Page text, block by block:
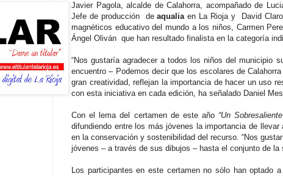
Javier Pagola, alcalde de Calahorra, acompañado de
Jefe de producción deaqualiaen La Rioja y David
magnéticos educativo del mundo a los niños, Carmen
Ángel Oliván que han resultado finalista en la categoría
“Nos gustaría agradecer a todos los niños del municipio
encuentro – Podemos decir que los escolares de
gran creatividad, reflejan la importancia de hacer un uso
con esta iniciativa en cada edición, ha señalado Daniel
Con el lema del certamen de este año “Un
difundiendo entre los más jóvenes la importancia de
en la conservación y sostenibilidad del recurso. “Nos
jóvenes – a través de sus dibujos – hasta el conjunto de la
Los participantes en este certamen no sólo han optado